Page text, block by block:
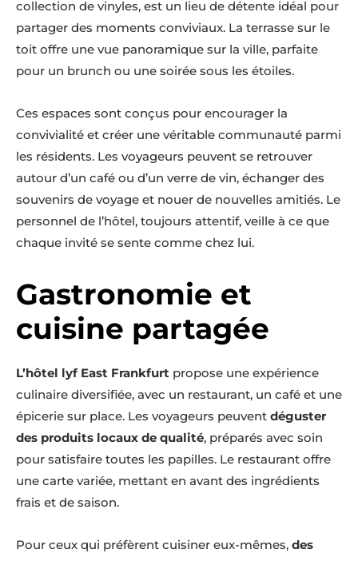
collection de vinyles, est un lieu de détente idéal pour
partager des moments conviviaux. La terrasse sur le
toit offre une vue panoramique sur la ville, parfaite
pour un brunch ou une soirée sous les étoiles.
Ces espaces sont conçus pour encourager la
convivialité et créer une véritable communauté parmi
les résidents. Les voyageurs peuvent se retrouver
autour d’un café ou d’un verre de vin, échanger des
souvenirs de voyage et nouer de nouvelles amitiés. Le
personnel de l’hôtel, toujours attentif, veille à ce que
chaque invité se sente comme chez lui.
Gastronomie et
cuisine partagée
L’hôtel lyf East Frankfurt propose une expérience
culinaire diversifiée, avec un restaurant, un café et une
épicerie sur place. Les voyageurs peuvent déguster
des produits locaux de qualité, préparés avec soin
pour satisfaire toutes les papilles. Le restaurant offre
une carte variée, mettant en avant des ingrédients
frais et de saison.
Pour ceux qui préfèrent cuisiner eux-mêmes, des